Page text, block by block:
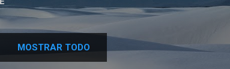
MOSTRAR TODO